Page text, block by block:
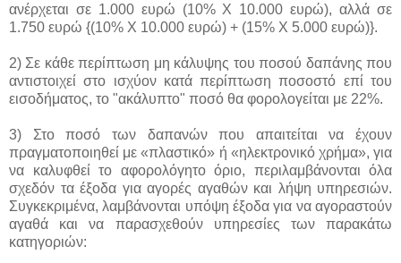
ανέρχεται σε 1.000 ευρώ (10% Χ 10.000 ευρώ), αλλά σε
1.750 ευρώ {(10% Χ 10.000 ευρώ) + (15% Χ 5.000 ευρώ)}.
2) Σε κάθε περίπτωση μη κάλυψης του ποσού δαπάνης που
αντιστοιχεί στο ισχύον κατά περίπτωση ποσοστό επί του
εισοδήματος, το "ακάλυπτο" ποσό θα φορολογείται με 22%.
3) Στο ποσό των δαπανών που απαιτείται να έχουν
πραγματοποιηθεί με «πλαστικό» ή «ηλεκτρονικό χρήμα», για
να καλυφθεί το αφορολόγητο όριο, περιλαμβάνονται όλα
σχεδόν τα έξοδα για αγορές αγαθών και λήψη υπηρεσιών.
Συγκεκριμένα, λαμβάνονται υπόψη έξοδα για να αγοραστούν
αγαθά και να παρασχεθούν υπηρεσίες των παρακάτω
κατηγοριών: